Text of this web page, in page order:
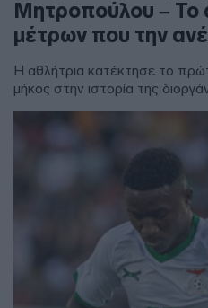
Μητροπούλου – Το
μέτρων που την
Η αθλήτρια κατέκτησε το
μήκος στην ιστορία της